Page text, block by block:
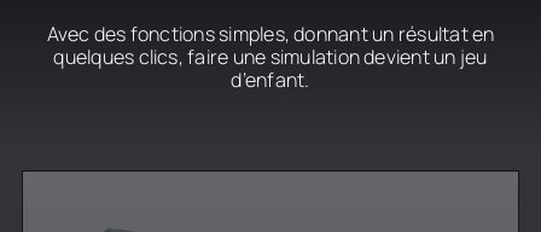
Avec des fonctions simples, donnant un résultat en
quelques clics, faire une simulation devient un jeu
d’enfant.